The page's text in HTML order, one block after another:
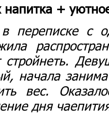
напитка +
переписке с
стройнеть.
начала
вес.
дня